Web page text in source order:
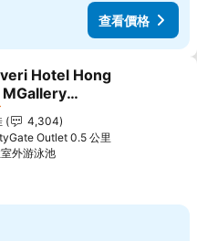
查看價格
收藏夾
Hotel Hong
4,304
Outlet 0.5 公里
外游泳池查看價格